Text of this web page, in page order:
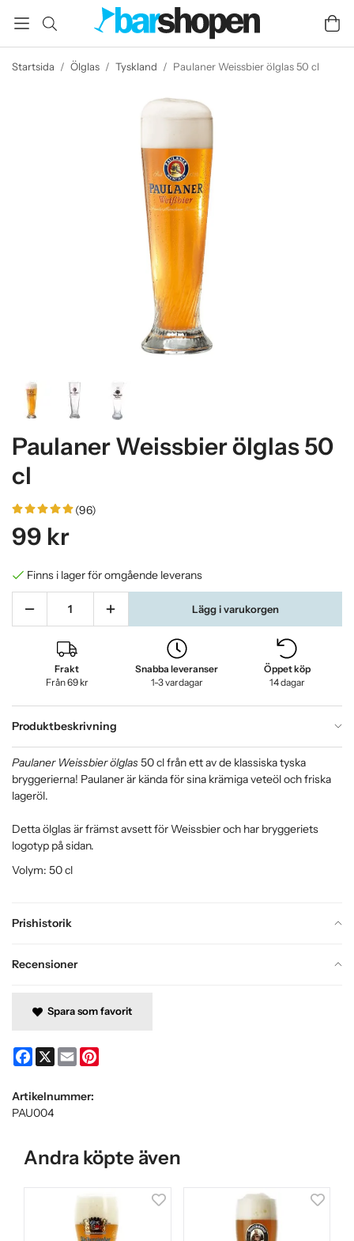
Startsida / Ölglas / Tyskland / Paulaner Weissbier ölglas 50 cl
Paulaner Weissbier ölglas 50
cl
(96)
99 kr
Finns i lager för omgående leverans
Lägg i varukorgen
Frakt
Från 69 kr
Snabba leveranser
1-3 vardagar
Öppet köp
14 dagar
Produktbeskrivning
Prishistorik
Recensioner
Paulaner Weissbier ölglas50 cl från ett av de klassiska tyska
bryggerierna! Paulaner är kända för sina krämiga veteöl och friska
lageröl.
Detta ölglas är främst avsett för Weissbier och har bryggeriets
logotyp på sidan.
Volym: 50 cl
Spara som favorit
Facebook
X Email
Artikelnummer:
PAU004
Andra köpte även